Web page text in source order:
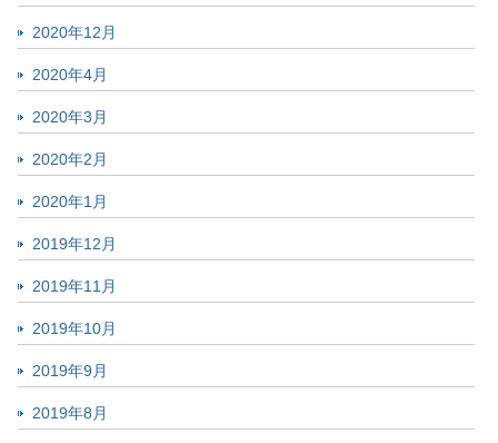
2020年12月
2020年4月
2020年3月
2020年2月
2020年1月
2019年12月
2019年11月
2019年10月
2019年9月
2019年8月